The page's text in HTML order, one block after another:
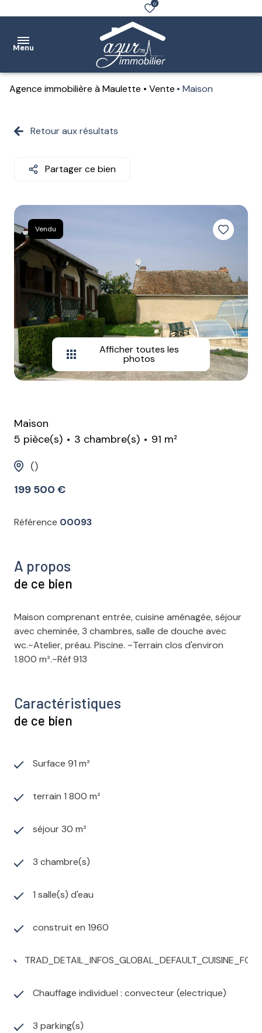
0
Menu
Ventes
Notre
Estimation
Contact
Agence immobilière à Maulette Vente Maison
Retour aux résultats
Partager ce bien
Vendu
Afficher toutes les
photos
Maison
5 pièce(s)
3 chambre(s)
91 m²
()
199 500 €
Référence 00093
A propos
de ce bien
Maison comprenant entrée, cuisine aménagée, séjour
avec cheminée, 3 chambres, salle de douche avec
wc.~Atelier, préau. Piscine. ~Terrain clos d'environ
1.800 m².~Réf 913
Caractéristiques
de ce bien
Surface 91 m²
terrain 1 800 m²
séjour 30 m²
3 chambre(s)
1 salle(s) d'eau
construit en 1960
Chauffage individuel : convecteur (electrique)
3 parking(s)